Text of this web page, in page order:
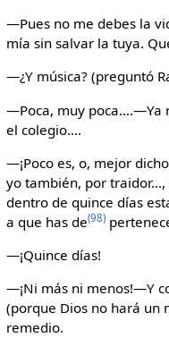
—Pues no me debes la
mía sin salvar la tuya.
—¿Y música? (preguntó
—Poca, muy poca....—Ya
el colegio....
—¡Poco es, o, mejor
yo también, por
dentro de quince días
a que has de(98)
—¡Quince días!
—¡Ni más ni menos!—Y
(porque Dios no hará un
remedio.